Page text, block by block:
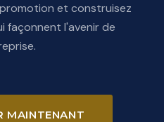
et construisez
façonnent l'avenir de
MAINTENANT